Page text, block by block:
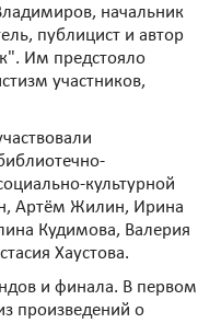
начальник
публицист и автор
Им предстояло
участников,
культурной
Артём Жилин, Ирина
Кудимова, Валерия
Хаустова.
и финала. В первом
произведений о